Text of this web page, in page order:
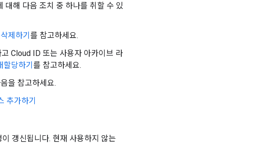
대해 다음 조치 중 하나를 취할 수 있
제하기 를 참고하세요.
Cloud ID 또는 사용자 아카이브 라
당하기 를 참고하세요.
을 참고하세요.
추가하기
갱신됩니다. 현재 사용하지 않는